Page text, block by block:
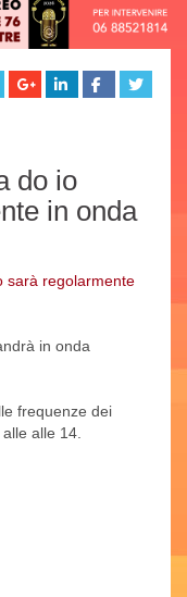
do io
in onda
in onda
frequenze dei
alle 14.